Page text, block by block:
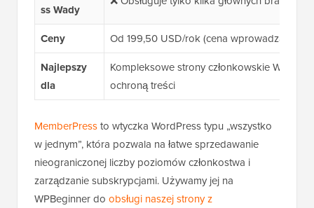
ssWady
Ceny
Od 199,50 USD/rok (cena wprowadzająca)
Najlepszy
dla
Kompleksowe strony członkowskie
ochroną treści
MemberPressto wtyczka WordPress typu „wszystko
w jednym”, która pozwala na łatwe sprzedawanie
nieograniczonej liczby poziomów członkostwa i
zarządzanie subskrypcjami. Używamy jej na
WPBeginner do obsługi naszej strony z